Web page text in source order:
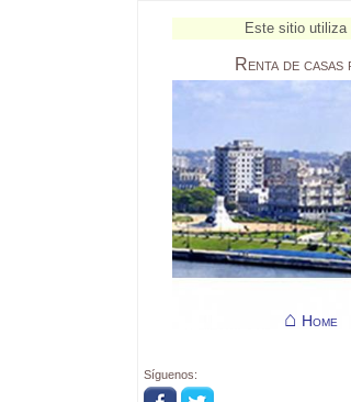
Este sitio utiliza
Rentade casas
Home
Síguenos: